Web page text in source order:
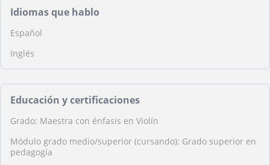
Idiomas que hablo
Español
Inglés
Educación y certificaciones
Grado: Maestra con énfasis en Violín
Módulo grado medio/superior (cursando): Grado superior en
pedagogía